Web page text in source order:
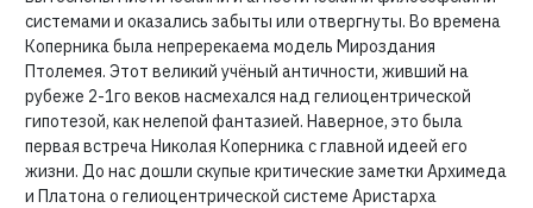
системами и оказались забыты или отвергнуты. Во времена
Коперника была непререкаема модель Мироздания
Птолемея. Этот великий учёный античности, живший на
рубеже 2-1го веков насмехался над гелиоцентрической
гипотезой, как нелепой фантазией. Наверное, это была
первая встреча Николая Коперника с главной идеей его
жизни. До нас дошли скупые критические заметки Архимеда
и Платона о гелиоцентрической системе Аристарха